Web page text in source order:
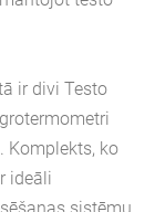
ir divi Testo
Komplekts, ko
ideāli